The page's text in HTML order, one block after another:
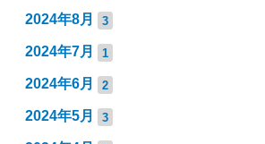
2024年8月 3
2024年7月 1
2024年6月 2
2024年5月 3